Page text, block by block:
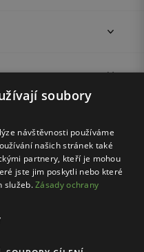
soubory
návštěvnosti používáme
našich stránek také
partnery, kteří je mohou
jste jim poskytli nebo které
služeb.Zásady ochrany